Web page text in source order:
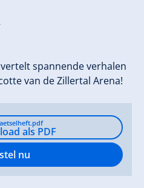
spannende verhalen
van de Zillertal Arena!
als PDF
nu